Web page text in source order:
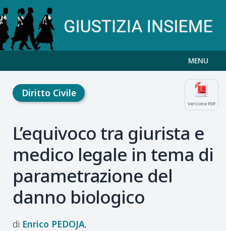
MENU
Versione PDF
Diritto Civile
L’equivoco tra giurista e
medico legale in tema di
parametrazione del
danno biologico
Enrico PEDOJA